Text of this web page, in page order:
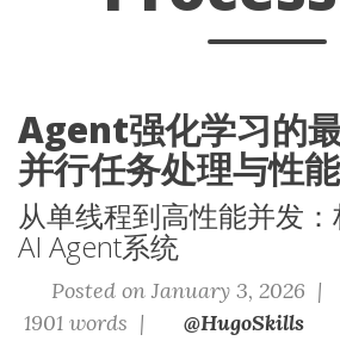
Agent强化学习的
并行任务处理与性
从单线程到高性能并发
AI Agent系统
Posted on January 3, 2026 |
1901 words |
@HugoSkills